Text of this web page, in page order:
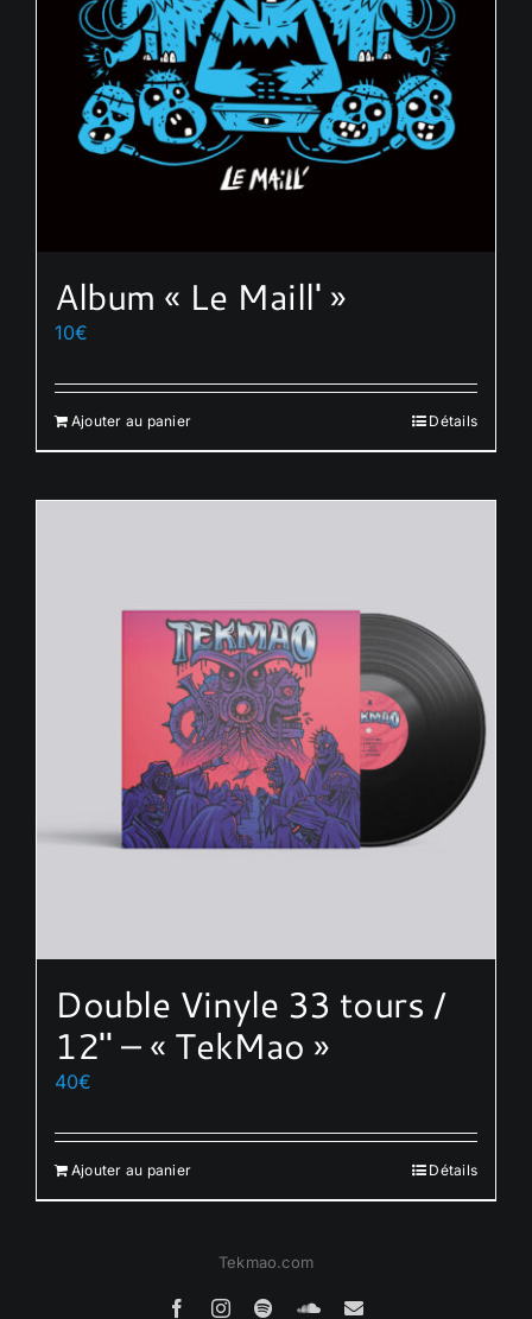
Album « Le Maill' »
10€
Ajouter au panier Détails
Double Vinyle 33 tours /
12″ – « TekMao »
40€
Ajouter au panier Détails
Tekmao.com
FacebookInstagram
SpotifySoundCloud
Email